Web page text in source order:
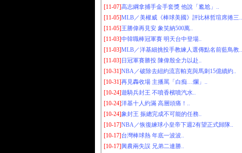
[11-07]高志綱拿捕手金手套獎 他說「尷尬」..
[11-05]MLB／美權威《棒球美國》評比林哲瑄席捲三..
[11-05]王勝偉再見安 象笑納500萬..
[11-03]中韓職棒冠軍賽 明天台中登場..
[11-03]MLB／洋基細挑投手教練人選傳點名前藍鳥教..
[11-03] 日冠軍賽勝投 陳偉殷全力以赴..
[10-31]NBA／破除去紐約流言帕克與馬刺15億續約..
[10-31]再見轟收場 主播罵「白痴…爛」..
[10-24]遊騎兵封王 不噴香檳噴汽水..
[10-24]洋基十人約滿 高層頭痛！..
[10-24]象封王 振總完成不可能的任務..
[10-17]NBA／恢復練球小皇帝下週2有望正式歸隊..
[10-17]台灣棒球熱 年底一波波..
[10-17]興農兩失誤 兄弟二連勝..